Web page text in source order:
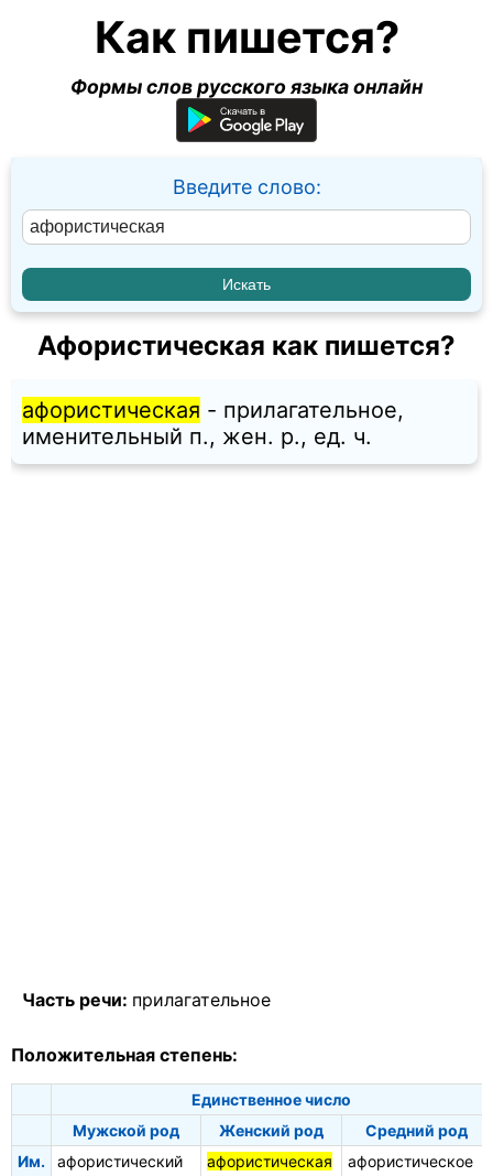
Как пишется?
Формы слов русского языка онлайн
Введите слово:
Афористическая как пишется?
афористическая - прилагательное,
именительный п., жен. p., ед. ч.
Часть речи: прилагательное
Положительная степень:
Единственное число
Мужской род
Женский род
Средний род
Им.
афористический афористическая
афористическое